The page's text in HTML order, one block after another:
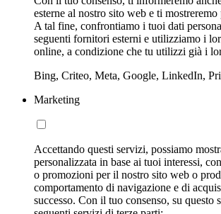
esterne al nostro sito web e ti
A tal fine, confrontiamo i tuoi dati
seguenti fornitori esterni e utilizziamo i
online, a condizione che tu utilizzi già i
Bing, Criteo, Meta, Google, LinkedIn,
Marketing
Accettando questi servizi, possiamo
personalizzata in base ai tuoi interessi,
o promozioni per il nostro sito web o
comportamento di navigazione e di
successo. Con il tuo consenso, su questo